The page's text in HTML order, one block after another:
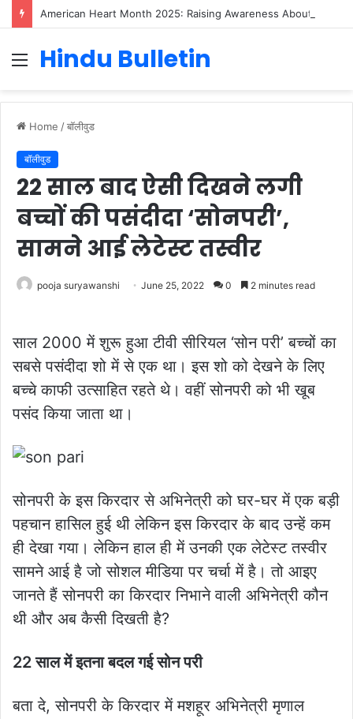
Menu
Hindu Bulletin
Home /बॉलीवुड
बॉलीवुड
22 साल बाद ऐसी दिखने लगी
बच्चों की पसंदीदा ‘सोनपरी’,
सामने आई लेटेस्ट तस्वीर
pooja suryawanshi June 25, 2022 0 2 minutes read
साल 2000 में शुरू हुआ टीवी सीरियल ‘सोन परी’ बच्चों का
सबसे पसंदीदा शो में से एक था। इस शो को देखने के लिए
बच्चे काफी उत्साहित रहते थे। वहीं सोनपरी को भी खूब
पसंद किया जाता था।
सोनपरी के इस किरदार से अभिनेत्री को घर-घर में एक बड़ी
पहचान हासिल हुई थी लेकिन इस किरदार के बाद उन्हें कम
ही देखा गया। लेकिन हाल ही में उनकी एक लेटेस्ट तस्वीर
सामने आई है जो सोशल मीडिया पर चर्चा में है। तो आइए
जानते हैं सोनपरी का किरदार निभाने वाली अभिनेत्री कौन
थी और अब कैसी दिखती है?
22 साल में इतना बदल गई सोन परी
बता दे, सोनपरी के किरदार में मशहूर अभिनेत्री मृणाल